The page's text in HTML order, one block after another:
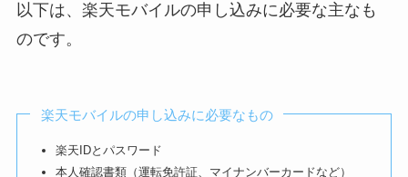
以下は、楽天モバイルの申し込みに必要な主なも
のです。
楽天モバイルの申し込みに必要なもの
楽天IDとパスワード
本人確認書類（運転免許証、マイナンバーカードなど）